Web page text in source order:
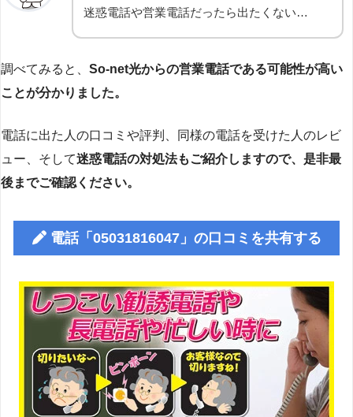
迷惑電話や営業電話だったら出たくない…
調べてみると、 So-net光からの営業電話である可能性が高い
ことが分かりました。
電話に出た人の口コミや評判、同様の電話を受けた人のレビ
ュー、そして迷惑電話の対処法もご紹介しますので、是非最
後までご確認ください。
電話「05031816047」の口コミを共有する